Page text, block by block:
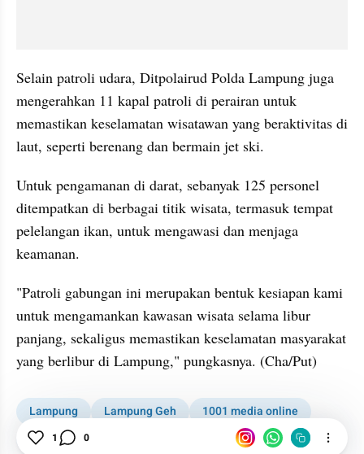
Selain patroli udara, Ditpolairud Polda Lampung juga
mengerahkan 11 kapal patroli di perairan untuk
memastikan keselamatan wisatawan yang beraktivitas di
laut, seperti berenang dan bermain jet ski.
Untuk pengamanan di darat, sebanyak 125 personel
ditempatkan di berbagai titik wisata, termasuk tempat
pelelangan ikan, untuk mengawasi dan menjaga
keamanan.
"Patroli gabungan ini merupakan bentuk kesiapan kami
untuk mengamankan kawasan wisata selama libur
panjang, sekaligus memastikan keselamatan masyarakat
yang berlibur di Lampung," pungkasnya. (Cha/Put)
Lampung Lampung Geh
1001 media online
Kabar Daerah
1 0